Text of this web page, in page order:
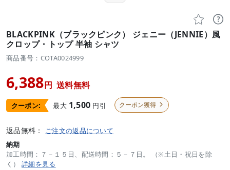
 
BLACKPINK（ブラックピンク） ジェニー（JENNIE）風
クロップ・トップ 半袖 シャツ
商品番号：COTA0024999
6,388円 送料無料
クーポン: 最大 1,500 円引 クーポン獲得 
返品無料： ご注文の返品について
納期
加工時間：７－１５日、配送時間：５－７日。 （※土日・祝日を除
く） 詳細を見る